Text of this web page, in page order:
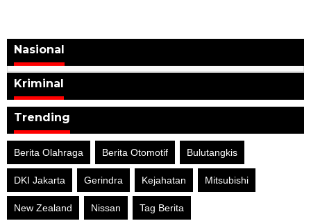
Nasional
Kriminal
Trending
Berita Olahraga Berita Otomotif Bulutangkis
DKI Jakarta Gerindra Kejahatan Mitsubishi
New Zealand Nissan Tag Berita